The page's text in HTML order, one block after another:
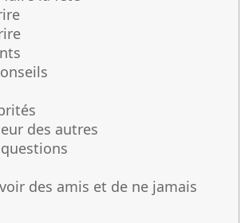
des autres
des amis et de ne jamais